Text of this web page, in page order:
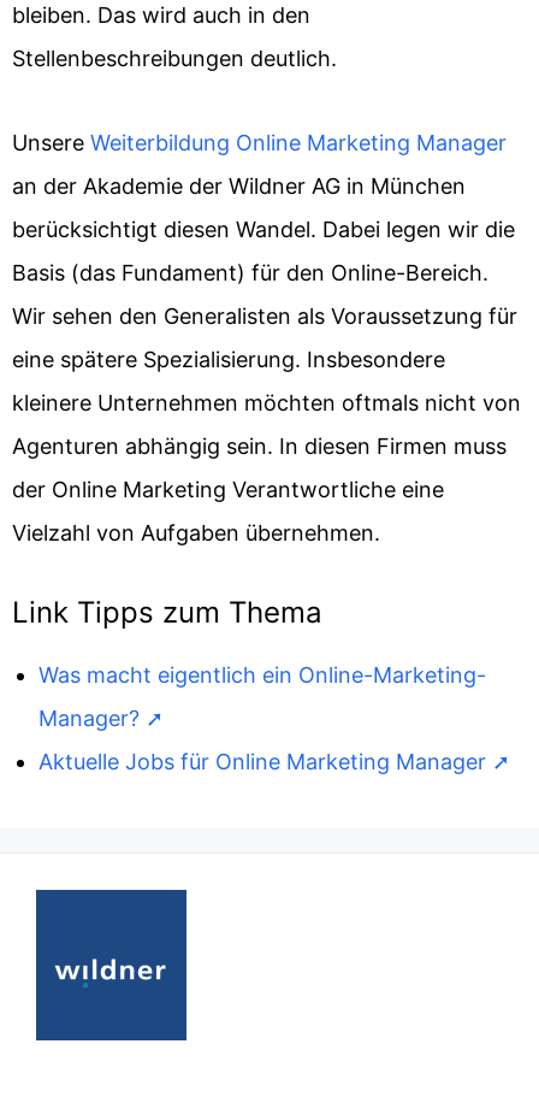
bleiben. Das wird auch in den
Stellenbeschreibungen deutlich.
Unsere Weiterbildung Online Marketing Manager
an der Akademie der Wildner AG in München
berücksichtigt diesen Wandel. Dabei legen wir die
Basis (das Fundament) für den Online-Bereich.
Wir sehen den Generalisten als Voraussetzung für
eine spätere Spezialisierung. Insbesondere
kleinere Unternehmen möchten oftmals nicht von
Agenturen abhängig sein. In diesen Firmen muss
der Online Marketing Verantwortliche eine
Vielzahl von Aufgaben übernehmen.
Link Tipps zum Thema
Was macht eigentlich ein Online-Marketing-
Manager?
Aktuelle Jobs für Online Marketing Manager